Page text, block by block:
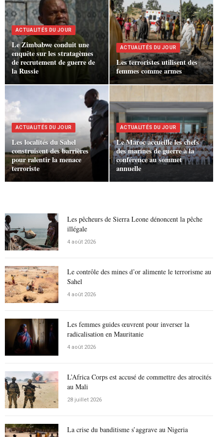
ACTUALITÉS DU JOUR
Le Zimbabwe conduit une
enquête sur les stratagèmes
de recrutement de guerre de
la Russie
ACTUALITÉS DU JOUR
Les terroristes utilisent des
femmes comme armes
ACTUALITÉS DU JOUR
Les localités du Sahel
construisent des barrières
pour ralentir la menace
terroriste
ACTUALITÉS DU JOUR
Le Maroc accueille les chefs
des marines de guerre à la
conférence au sommet
annuelle
Les pêcheurs de Sierra Leone dénoncent la pêche
illégale
4 août 2026
Le contrôle des mines d’or alimente le terrorisme au
Sahel
4 août 2026
Les femmes guides œuvrent pour inverser la
radicalisation en Mauritanie
4 août 2026
L’Africa Corps est accusé de commettre des atrocités
au Mali
28 juillet 2026
La crise du banditisme s’aggrave au Nigeria